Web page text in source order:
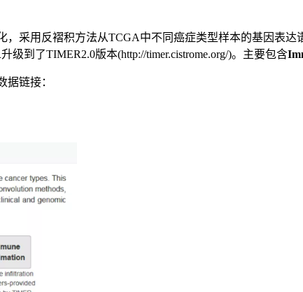
采用反褶积方法从TCGA中不同癌症类型样本的基因表达
到了TIMER2.0版本(http://timer.cistrome.org/)。主要包含
链接：